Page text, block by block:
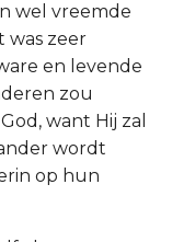
wel vreemde
was zeer
en levende
zou
want Hij zal
wordt
op hun